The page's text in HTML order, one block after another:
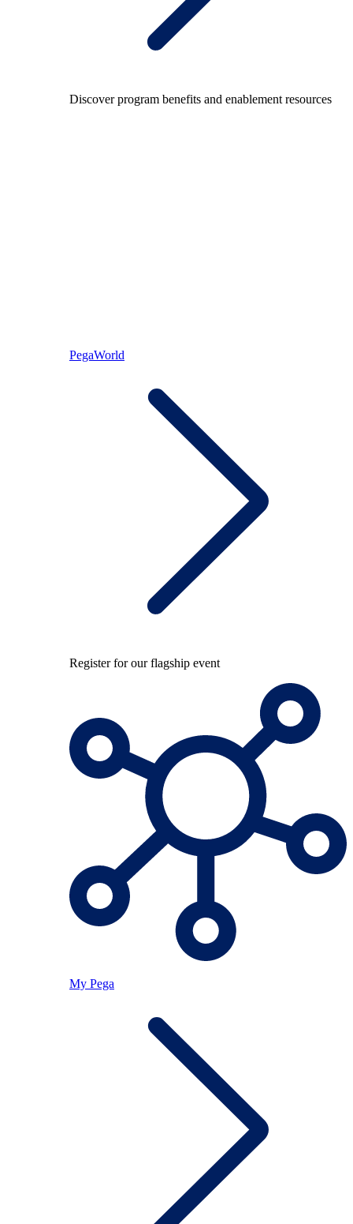
Discover program benefits and enablement resources
PegaWorld
Register for our flagship event
My Pega